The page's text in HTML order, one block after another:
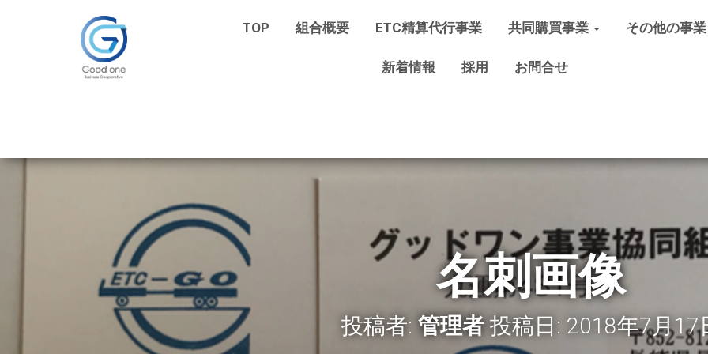
TOP 組合概要 ETC精算代行事業 共同購買事業 その他の事業
新着情報 採用 お問合せ
名刺画像
投稿者: 管理者投稿日: 2018年7月17